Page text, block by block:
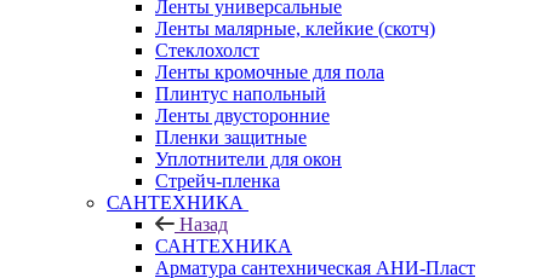
Ленты универсальные
Ленты малярные, клейкие (скотч)
Стеклохолст
Ленты кромочные для пола
Плинтус напольный
Ленты двусторонние
Пленки защитные
Уплотнители для окон
Стрейч-пленка
САНТЕХНИКА
Назад
САНТЕХНИКА
Арматура сантехническая АНИ-Пласт